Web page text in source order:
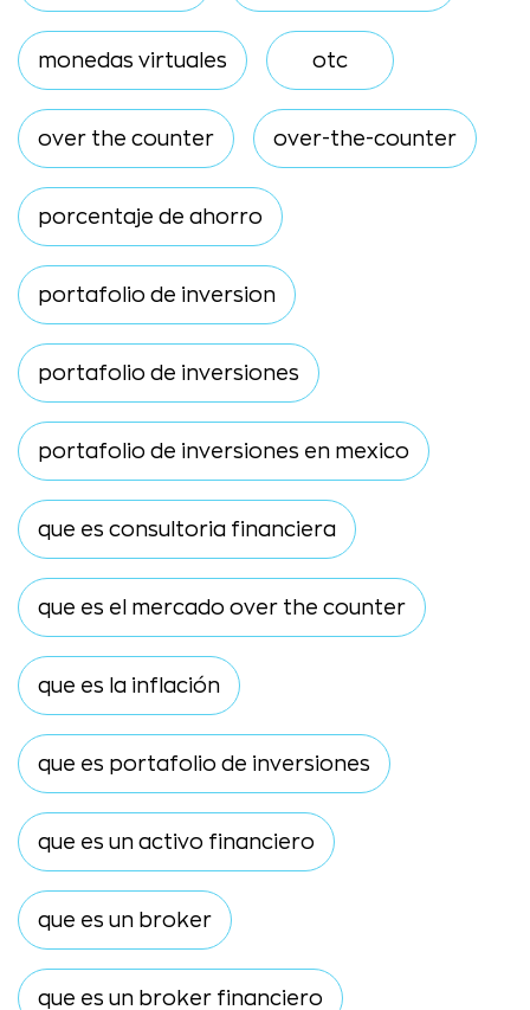
monedas virtuales otc
over the counter over-the-counter
porcentaje de ahorro
portafolio de inversion
portafolio de inversiones
portafolio de inversiones en mexico
que es consultoria financiera
que es el mercado over the counter
que es la inflación
que es portafolio de inversiones
que es un activo financiero
que es un broker
que es un broker financiero